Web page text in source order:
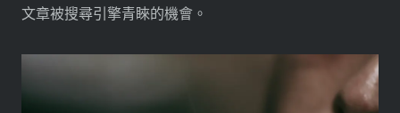
文章被搜尋引擎青睞的機會。